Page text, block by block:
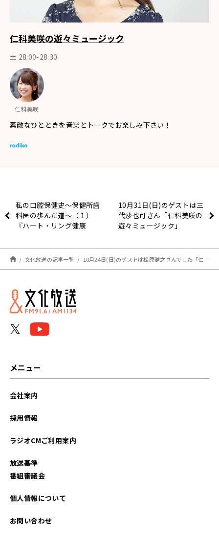
仁科美咲の遊々ミュージック
土 28:00-28:30
仁科美咲
素敵なひとときを音楽とトークでお楽しみ下さい！
私の口腔保健史～保健所歯
科医の歩んだ道～（１）
『ハート・リング健康
ごう〜 』
10月31日(日)のゲストは三
代沙也可さん「仁科美咲の
遊々ミュージック」
文化放送の記事一覧 10月24日(日)のゲストは松原健之さんでした「仁科美咲の遊々ミュージック」
メニュー
会社案内
採用情報
ラジオCMご利用案内
放送基準
番組審議会
個人情報について
お問い合わせ